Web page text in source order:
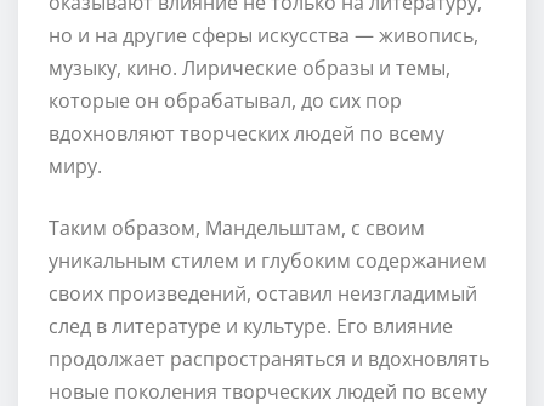
но и на другие сферы искусства — живопись,
музыку, кино. Лирические образы и темы,
которые он обрабатывал, до сих пор
вдохновляют творческих людей по всему
миру.
Таким образом, Мандельштам, с своим
уникальным стилем и глубоким содержанием
своих произведений, оставил неизгладимый
след в литературе и культуре. Его влияние
продолжает распространяться и вдохновлять
новые поколения творческих людей по всему